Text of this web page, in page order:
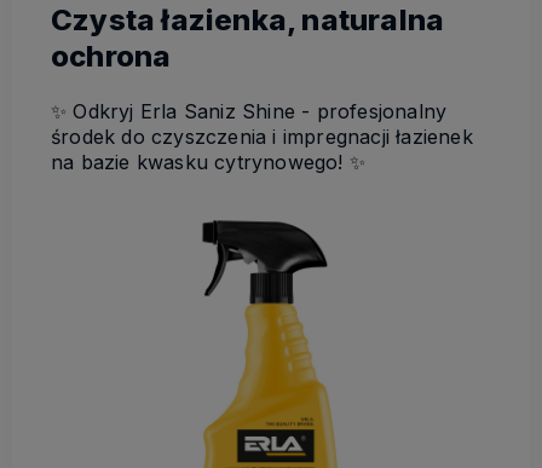
Czysta łazienka, naturalna
ochrona
✨ Odkryj Erla Saniz Shine - profesjonalny
środek do czyszczenia i impregnacji łazienek
na bazie kwasku cytrynowego! ✨